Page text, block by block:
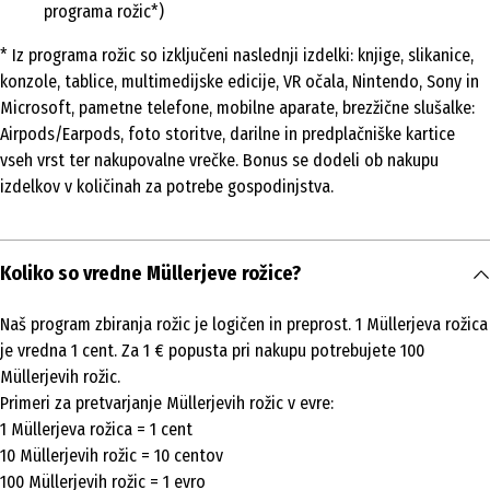
programa rožic*)
* Iz programa rožic so izključeni naslednji izdelki: knjige, slikanice,
konzole, tablice, multimedijske edicije, VR očala, Nintendo, Sony in
Microsoft, pametne telefone, mobilne aparate, brezžične slušalke:
Airpods/Earpods, foto storitve, darilne in predplačniške kartice
vseh vrst ter nakupovalne vrečke. Bonus se dodeli ob nakupu
izdelkov v količinah za potrebe gospodinjstva.
Koliko so vredne Müllerjeve rožice?
Naš program zbiranja rožic je logičen in preprost. 1 Müllerjeva rožica
je vredna 1 cent. Za 1 € popusta pri nakupu potrebujete 100
Müllerjevih rožic.
Primeri za pretvarjanje Müllerjevih rožic v evre:
1 Müllerjeva rožica = 1 cent
10 Müllerjevih rožic = 10 centov
100 Müllerjevih rožic = 1 evro